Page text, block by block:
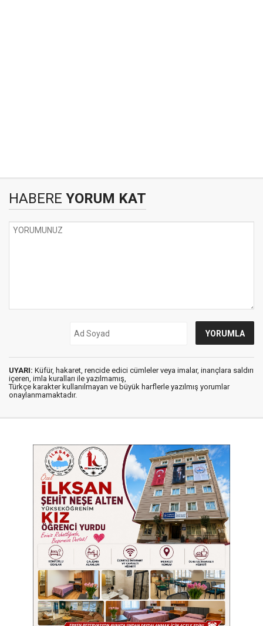
HABERE YORUM KAT
UYARI: Küfür, hakaret, rencide edici cümleler veya imalar, inançlara saldırı
içeren, imla kuralları ile yazılmamış,
Türkçe karakter kullanılmayan ve büyük harflerle yazılmış yorumlar
onaylanmamaktadır.